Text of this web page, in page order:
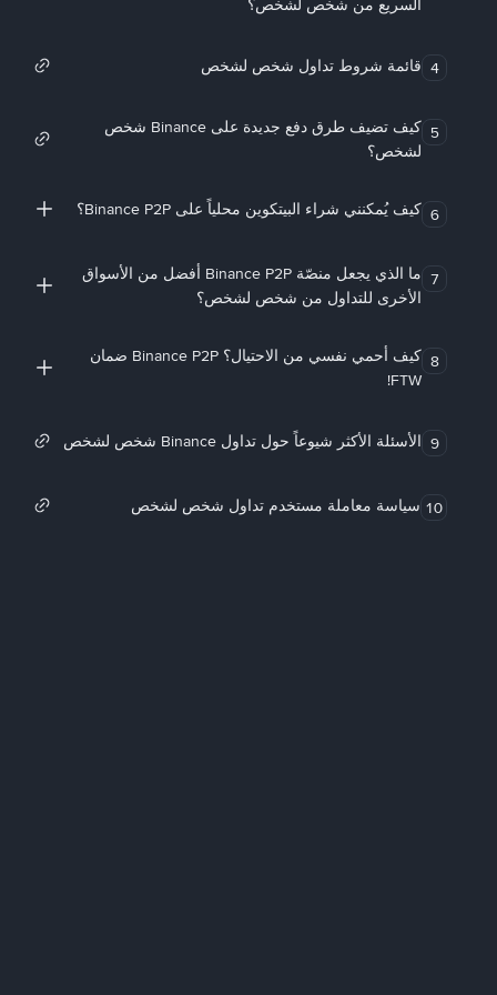
السريع من شخص لشخص؟
4 قائمة شروط تداول شخص لشخص
5
كيف تضيف طرق دفع جديدة على Binance شخص
لشخص؟
6 كيف يُمكنني شراء البيتكوين محلياً على Binance P2P؟
7
ما الذي يجعل منصّة Binance P2P أفضل من الأسواق
الأخرى للتداول من شخص لشخص؟
8
كيف أحمي نفسي من الاحتيال؟ Binance P2P ضمان
FTW!
9 الأسئلة الأكثر شيوعاً حول تداول Binance شخص لشخص
10 سياسة معاملة مستخدم تداول شخص لشخص